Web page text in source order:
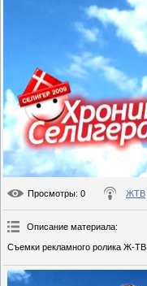
Просмотры: 0 ЖТВ
Описание материала:
Съемки рекламного ролика Ж-ТВ.